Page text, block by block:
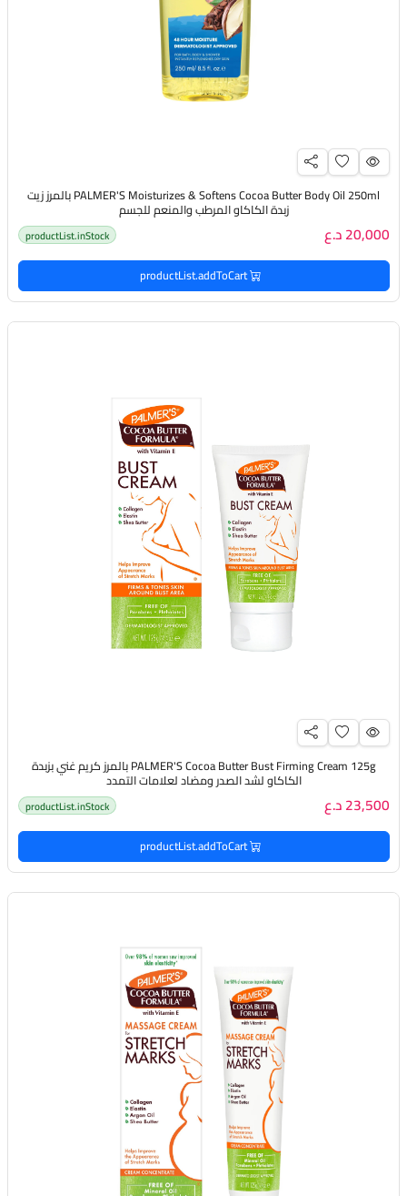
PALMER'S Moisturizes & Softens Cocoa Butter Body Oil 250ml بالمرز زيت
زبدة الكاكاو المرطب والمنعم للجسم
20,000 د.ع productList.inStock
productList.addToCart
PALMER'S Cocoa Butter Bust Firming Cream 125g بالمرز كريم غني بزبدة
الكاكاو لشد الصدر ومضاد لعلامات التمدد
23,500 د.ع productList.inStock
productList.addToCart